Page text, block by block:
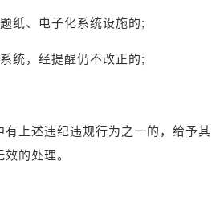
纸、电子化系统设施的;
统，经提醒仍不改正的;
有上述违纪违规行为之一的，给予其
的处理。